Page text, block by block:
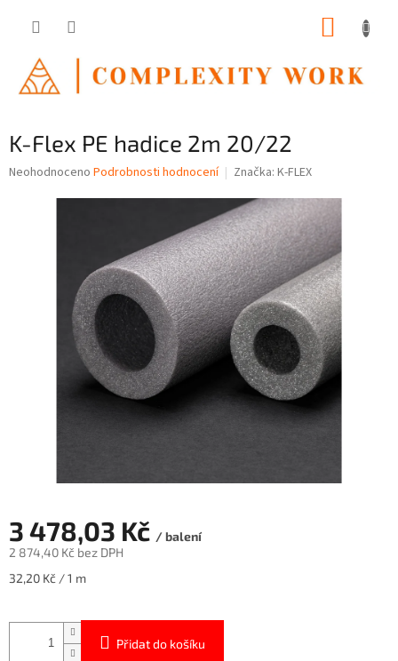
K-Flex PE hadice 2m 20/22
Průměrné
Neohodnoceno Podrobnosti hodnocení Značka: K-FLEX
3 478,03 Kč / balení
2 874,40 Kč bez DPH
Měrná
32,20 Kč / 1 m
Přidat do košíku